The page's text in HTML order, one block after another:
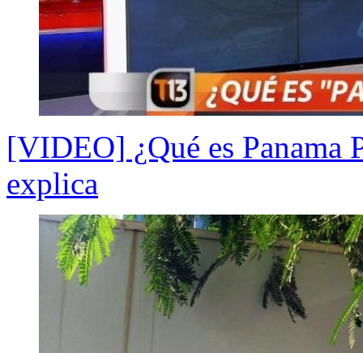
[VIDEO] ¿Qué es Panama
explica